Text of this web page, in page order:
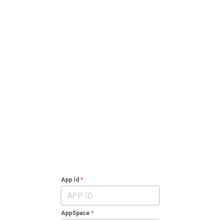
App Id
AppSpace